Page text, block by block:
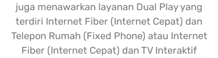
juga menawarkan layanan Dual Play yang
terdiri Internet Fiber (Internet Cepat) dan
Telepon Rumah (Fixed Phone) atau Internet
Fiber (Internet Cepat) dan TV Interaktif